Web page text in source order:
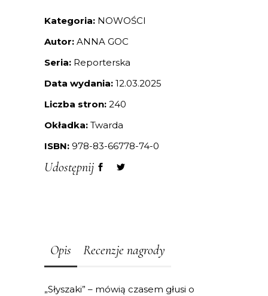
Kategoria: NOWOŚCI
Autor: ANNA GOC
Seria: Reporterska
Data wydania: 12.03.2025
Liczba stron: 240
Okładka: Twarda
ISBN: 978-83-66778-74-0
Udostępnij
Opis Recenzje nagrody
„Słyszaki” – mówią czasem głusi o